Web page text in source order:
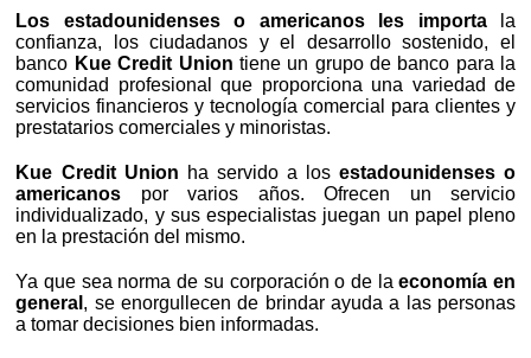
Los estadounidenses o americanos les importala
confianza, los ciudadanos y el desarrollo sostenido, el
banco Kue Credit Union tiene un grupo de banco para la
comunidad profesional que proporciona una variedad de
servicios financieros y tecnología comercial para clientes y
prestatarios comerciales y minoristas.
Kue Credit Union ha servido a los estadounidenses o
americanos por varios años. Ofrecen un servicio
individualizado, y sus especialistas juegan un papel pleno
en la prestación del mismo.
Ya que sea norma de su corporación o de laeconomía en
general , se enorgullecen de brindar ayuda a las personas
a tomar decisiones bien informadas.